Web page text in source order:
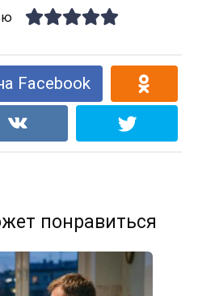
Facebook
понравиться